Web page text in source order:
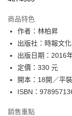
運送方式
付款後全家取貨
每筆NT$60，滿
付款後7-11取貨
每筆NT$60，滿
宅配
每筆NT$100，滿
商品特色
作者：林柏昇
出版社：時報文化
出版日期：2016
定價：330 元
開本：18開／平
ISBN：
銷售重點